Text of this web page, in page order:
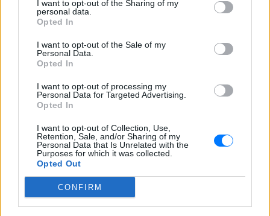
I want to opt-out of the Sharing of my
personal data.
Opted In
I want to opt-out of the Sale of my
Personal Data.
Opted In
I want to opt-out of processing my
Personal Data for Targeted Advertising.
Opted In
I want to opt-out of Collection, Use,
Retention, Sale, and/or Sharing of my
Personal Data that Is Unrelated with the
Purposes for which it was collected.
Opted Out
CONFIRM
Ακολουθήστε το E-Radio.gr στοGoogle News
και μάθετε πρώτοι
Για ακόμη περισσότερα
ειδήσεωντου E-Daily.gr